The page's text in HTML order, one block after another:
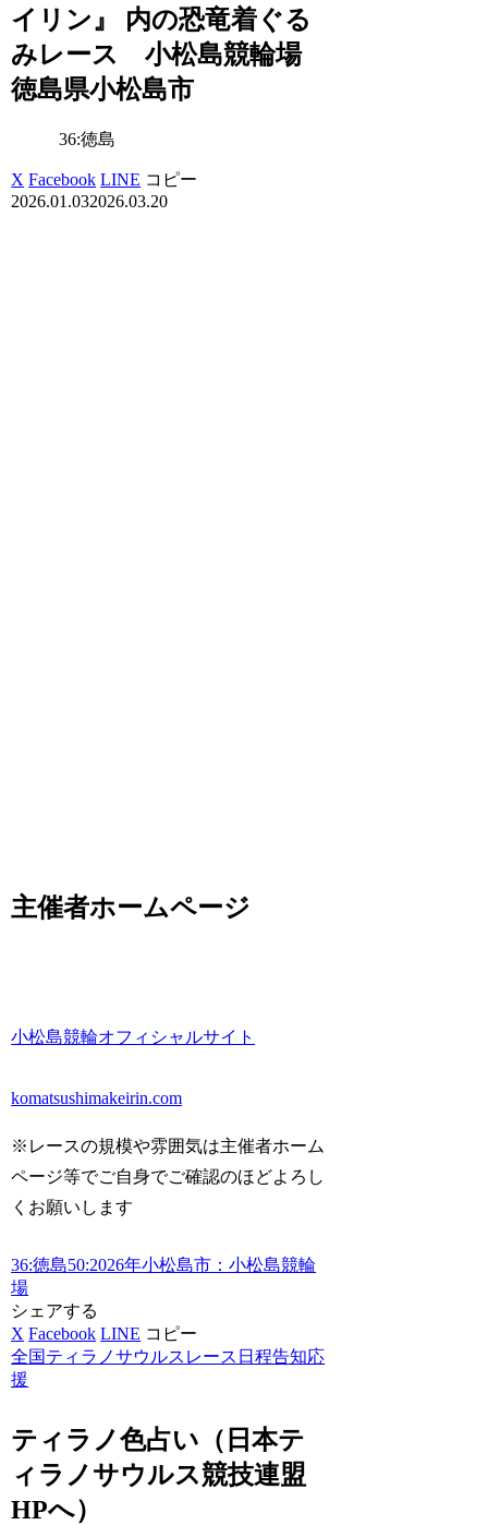
イリン』 内の恐竜着ぐる
みレース 小松島競輪場
徳島県小松島市
36:徳島
X Facebook LINE コピー
2026.01.032026.03.20
主催者ホームページ
小松島競輪オフィシャルサイト
komatsushimakeirin.com
※レースの規模や雰囲気は主催者ホーム
ページ等でご自身でご確認のほどよろし
くお願いします
36:徳島50:2026年小松島市：小松島競輪
場
シェアする
X Facebook LINE コピー
全国ティラノサウルスレース日程告知応
援
ティラノ色占い（日本テ
ィラノサウルス競技連盟
HPへ）